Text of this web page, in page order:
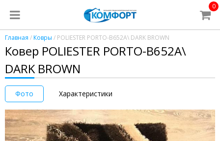
0
Главная /Ковры / POLIESTER PORTO-B652A\ DARK BROWN
Ковер POLIESTER PORTO-B652A\
DARK BROWN
Фото Характеристики